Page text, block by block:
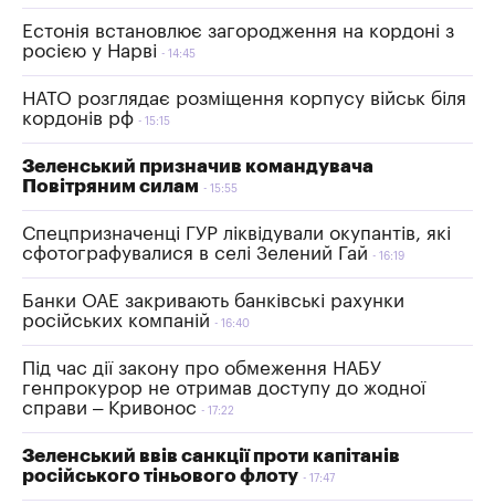
Естонія встановлює загородження на кордоні з
росією у Нарві
14:45
НАТО розглядає розміщення корпусу військ біля
кордонів рф
15:15
Зеленський призначив командувача
Повітряним силам
15:55
Спецпризначенці ГУР ліквідували окупантів, які
сфотографувалися в селі Зелений Гай
16:19
Банки ОАЕ закривають банківські рахунки
російських компаній
16:40
Під час дії закону про обмеження НАБУ
генпрокурор не отримав доступу до жодної
справи – Кривонос
17:22
Зеленський ввів санкції проти капітанів
російського тіньового флоту
17:47